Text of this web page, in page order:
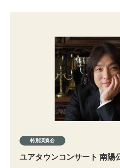
特別演奏会
ユアタウンコンサート 南陽